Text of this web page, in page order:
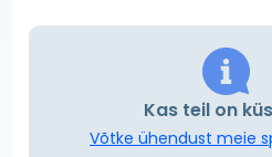
Kas teil on
Võtke ühendust meie